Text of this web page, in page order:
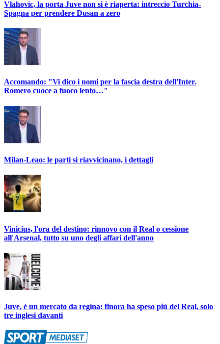
Vlahovic, la porta Juve non si è riaperta: intreccio Turchia-
Spagna per prendere Dusan a zero
Accomando: "Vi dico i nomi per la fascia destra dell'Inter.
Romero cuoce a fuoco lento…"
Milan-Leao: le parti si riavvicinano, i dettagli
Vinicius, l'ora del destino: rinnovo con il Real o cessione
all'Arsenal, tutto su uno degli affari dell'anno
Juve, è un mercato da regina: finora ha speso più del Real, solo
tre inglesi davanti